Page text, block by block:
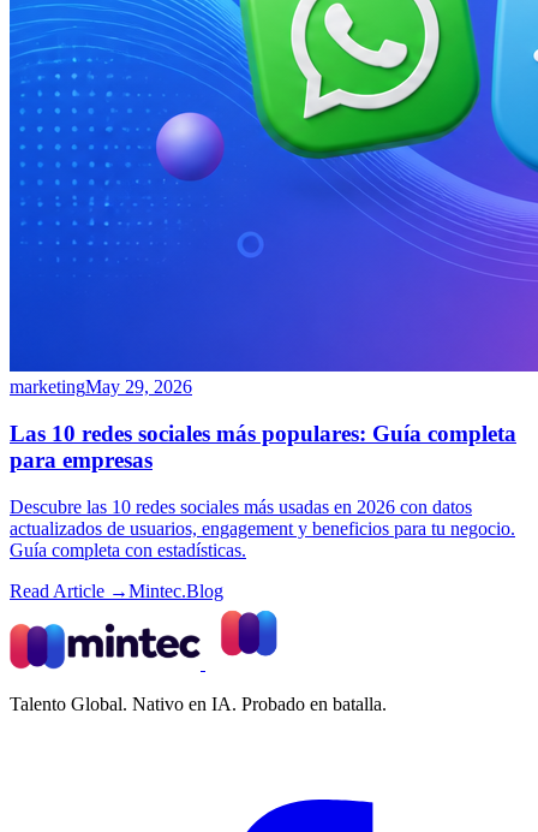
marketingMay 29, 2026
Las 10 redes sociales más populares: Guía completa
para empresas
Descubre las 10 redes sociales más usadas en 2026 con datos
actualizados de usuarios, engagement y beneficios para tu negocio.
Guía completa con estadísticas.
Read Article →Mintec.Blog
Talento Global. Nativo en IA. Probado en batalla.